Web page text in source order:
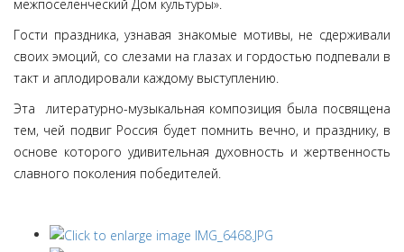
межпоселенческий Дом культуры».
Гости праздника, узнавая знакомые мотивы, не сдерживали
своих эмоций, со слезами на глазах и гордостью подпевали в
такт и аплодировали каждому выступлению.
Эта литературно-музыкальная композиция была посвящена
тем, чей подвиг Россия будет помнить вечно, и празднику, в
основе которого удивительная духовность и жертвенность
славного поколения победителей.